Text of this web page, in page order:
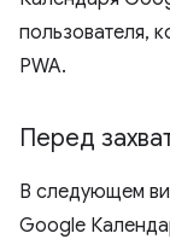
пользователя,
PWA.
Перед
В следующем
Google